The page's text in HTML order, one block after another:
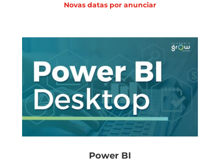
Novas datas por anunciar
Power BI